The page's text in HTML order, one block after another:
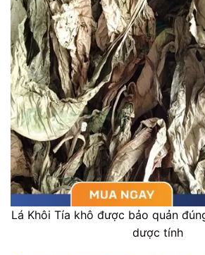
Lá Khôi Tía khô được bảo quản
dược tính